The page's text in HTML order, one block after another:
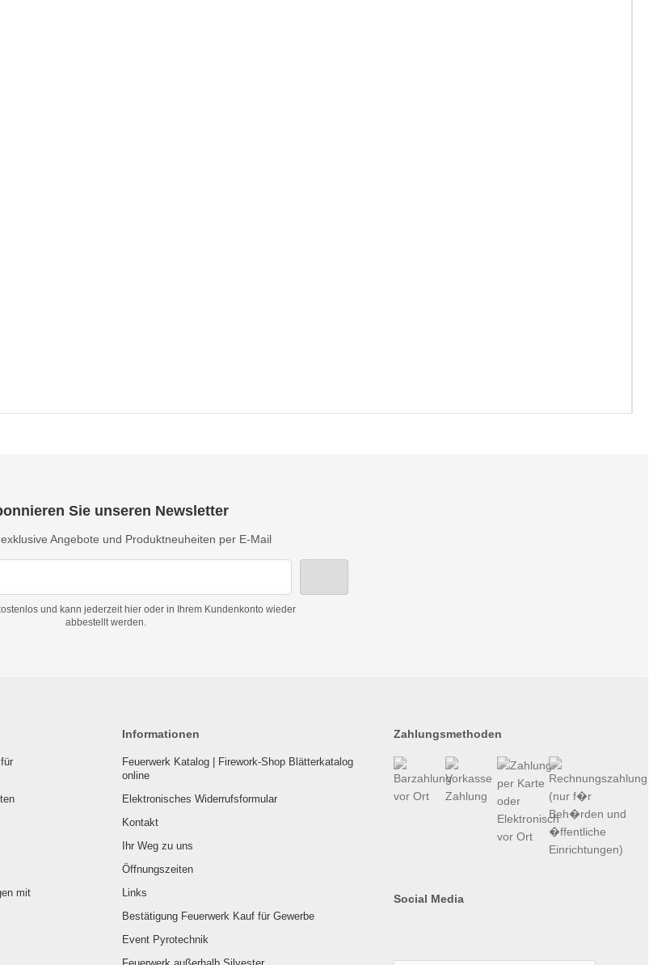
Sie unseren Newsletter
Angebote und Produktneuheiten per E-Mail
und kann jederzeit hier oder in Ihrem Kundenkonto wieder
abbestellt werden.
mit
Informationen
Feuerwerk Katalog | Firework-Shop Blätterkatalog
online
Elektronisches Widerrufsformular
Kontakt
Ihr Weg zu uns
Öffnungszeiten
Links
Bestätigung Feuerwerk Kauf für Gewerbe
Event Pyrotechnik
Zahlungsmethoden
Social Media